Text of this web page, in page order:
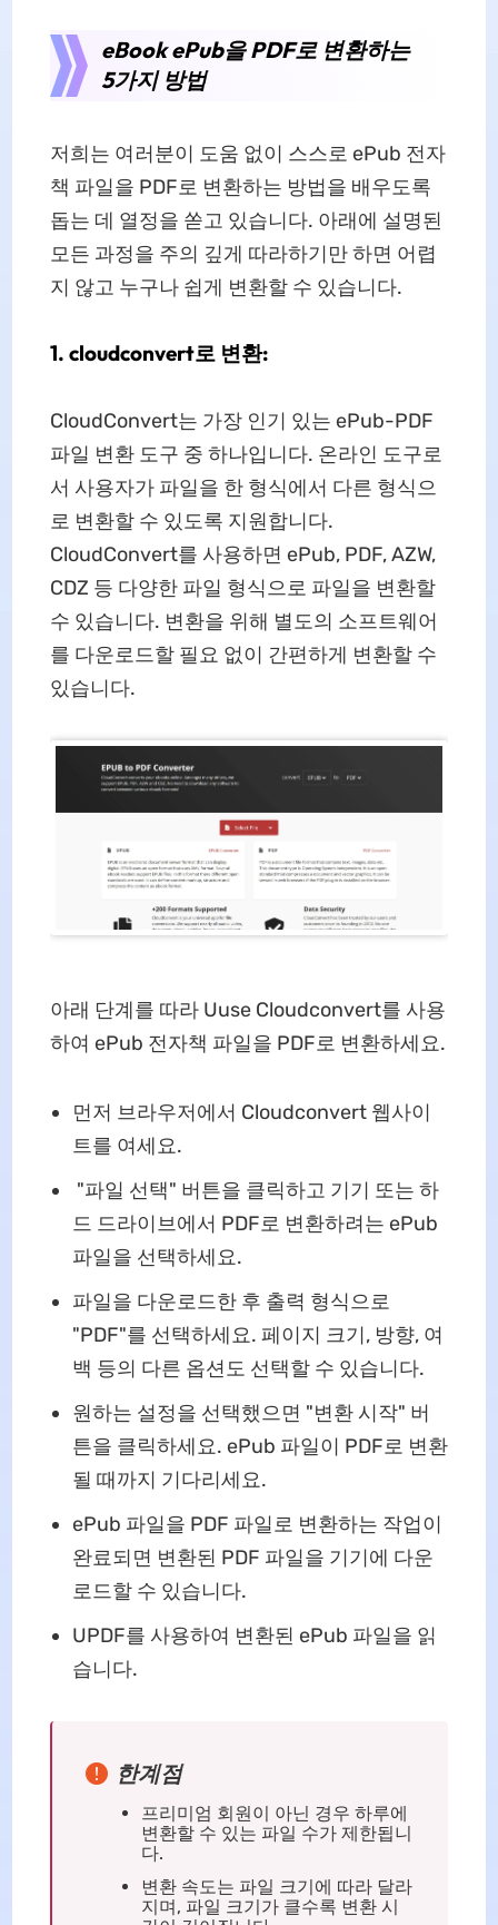
eBook ePub을 PDF로 변환하는
5가지 방법
저희는 여러분이 도움 없이 스스로 ePub 전자
책 파일을 PDF로 변환하는 방법을 배우도록
돕는 데 열정을 쏟고 있습니다. 아래에 설명된
모든 과정을 주의 깊게 따라하기만 하면 어렵
지 않고 누구나 쉽게 변환할 수 있습니다.
1. cloudconvert로 변환:
CloudConvert는 가장 인기 있는 ePub-PDF
파일 변환 도구 중 하나입니다. 온라인 도구로
서 사용자가 파일을 한 형식에서 다른 형식으
로 변환할 수 있도록 지원합니다.
CloudConvert를 사용하면 ePub, PDF, AZW,
CDZ 등 다양한 파일 형식으로 파일을 변환할
수 있습니다. 변환을 위해 별도의 소프트웨어
를 다운로드할 필요 없이 간편하게 변환할 수
있습니다.
아래 단계를 따라 Uuse Cloudconvert를 사용
하여 ePub 전자책 파일을 PDF로 변환하세요.
먼저 브라우저에서 Cloudconvert 웹사이
트를 여세요.
"파일 선택" 버튼을 클릭하고 기기 또는 하
드 드라이브에서 PDF로 변환하려는 ePub
파일을 선택하세요.
파일을 다운로드한 후 출력 형식으로
"PDF"를 선택하세요. 페이지 크기, 방향, 여
백 ​​등의 다른 옵션도 선택할 수 있습니다.
원하는 설정을 선택했으면 "변환 시작" 버
튼을 클릭하세요. ePub 파일이 PDF로 변환
될 때까지 기다리세요.
ePub 파일을 PDF 파일로 변환하는 작업이
완료되면 변환된 PDF 파일을 기기에 다운
로드할 수 있습니다.
UPDF를 사용하여 변환된 ePub 파일을 읽
습니다.
한계점
프리미엄 회원이 아닌 경우 하루에
변환할 수 있는 파일 수가 제한됩니
다.
변환 속도는 파일 크기에 따라 달라
지며, 파일 크기가 클수록 변환 시